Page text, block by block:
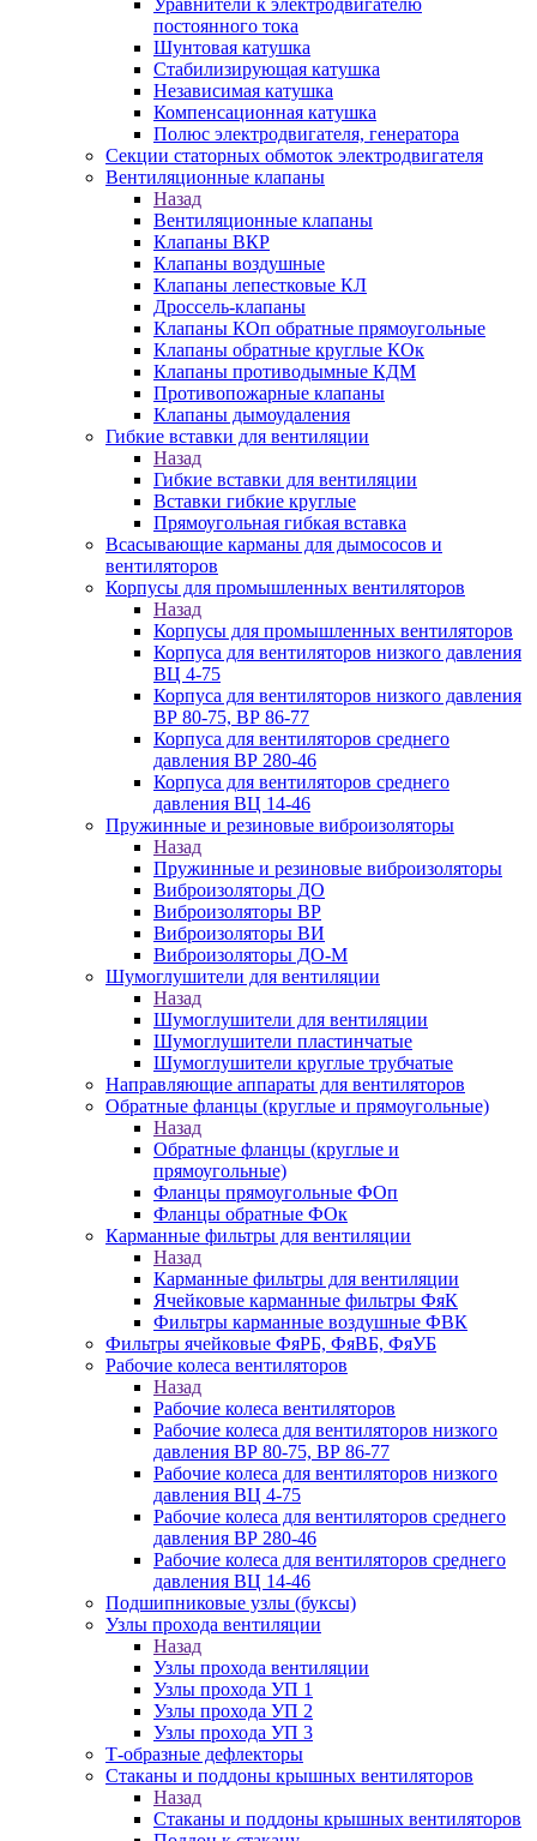
Уравнители к электродвигателю
постоянного тока
Шунтовая катушка
Стабилизирующая катушка
Независимая катушка
Компенсационная катушка
Полюс электродвигателя, генератора
Секции статорных обмоток электродвигателя
Вентиляционные клапаны
Назад
Вентиляционные клапаны
Клапаны ВКР
Клапаны воздушные
Клапаны лепестковые КЛ
Дроссель-клапаны
Клапаны КОп обратные прямоугольные
Клапаны обратные круглые КОк
Клапаны противодымные КДМ
Противопожарные клапаны
Клапаны дымоудаления
Гибкие вставки для вентиляции
Назад
Гибкие вставки для вентиляции
Вставки гибкие круглые
Прямоугольная гибкая вставка
Всасывающие карманы для дымососов и
вентиляторов
Корпусы для промышленных вентиляторов
Назад
Корпусы для промышленных вентиляторов
Корпуса для вентиляторов низкого давления
ВЦ 4-75
Корпуса для вентиляторов низкого давления
ВР 80-75, ВР 86-77
Корпуса для вентиляторов среднего
давления ВР 280-46
Корпуса для вентиляторов среднего
давления ВЦ 14-46
Пружинные и резиновые виброизоляторы
Назад
Пружинные и резиновые виброизоляторы
Виброизоляторы ДО
Виброизоляторы ВР
Виброизоляторы ВИ
Виброизоляторы ДО-М
Шумоглушители для вентиляции
Назад
Шумоглушители для вентиляции
Шумоглушители пластинчатые
Шумоглушители круглые трубчатые
Направляющие аппараты для вентиляторов
Обратные фланцы (круглые и прямоугольные)
Назад
Обратные фланцы (круглые и
прямоугольные)
Фланцы прямоугольные ФОп
Фланцы обратные ФОк
Карманные фильтры для вентиляции
Назад
Карманные фильтры для вентиляции
Ячейковые карманные фильтры ФяК
Фильтры карманные воздушные ФВК
Фильтры ячейковые ФяРБ, ФяВБ, ФяУБ
Рабочие колеса вентиляторов
Назад
Рабочие колеса вентиляторов
Рабочие колеса для вентиляторов низкого
давления ВР 80-75, ВР 86-77
Рабочие колеса для вентиляторов низкого
давления ВЦ 4-75
Рабочие колеса для вентиляторов среднего
давления ВР 280-46
Рабочие колеса для вентиляторов среднего
давления ВЦ 14-46
Подшипниковые узлы (буксы)
Узлы прохода вентиляции
Назад
Узлы прохода вентиляции
Узлы прохода УП 1
Узлы прохода УП 2
Узлы прохода УП 3
Т-образные дефлекторы
Стаканы и поддоны крышных вентиляторов
Назад
Стаканы и поддоны крышных вентиляторов